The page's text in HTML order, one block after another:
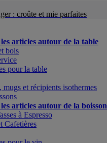
: croûte et mie parfaites
articles autour de la table
bols
pour la table
mugs et récipients isothermes
articles autour de la boisson
à Espresso
Cafetières